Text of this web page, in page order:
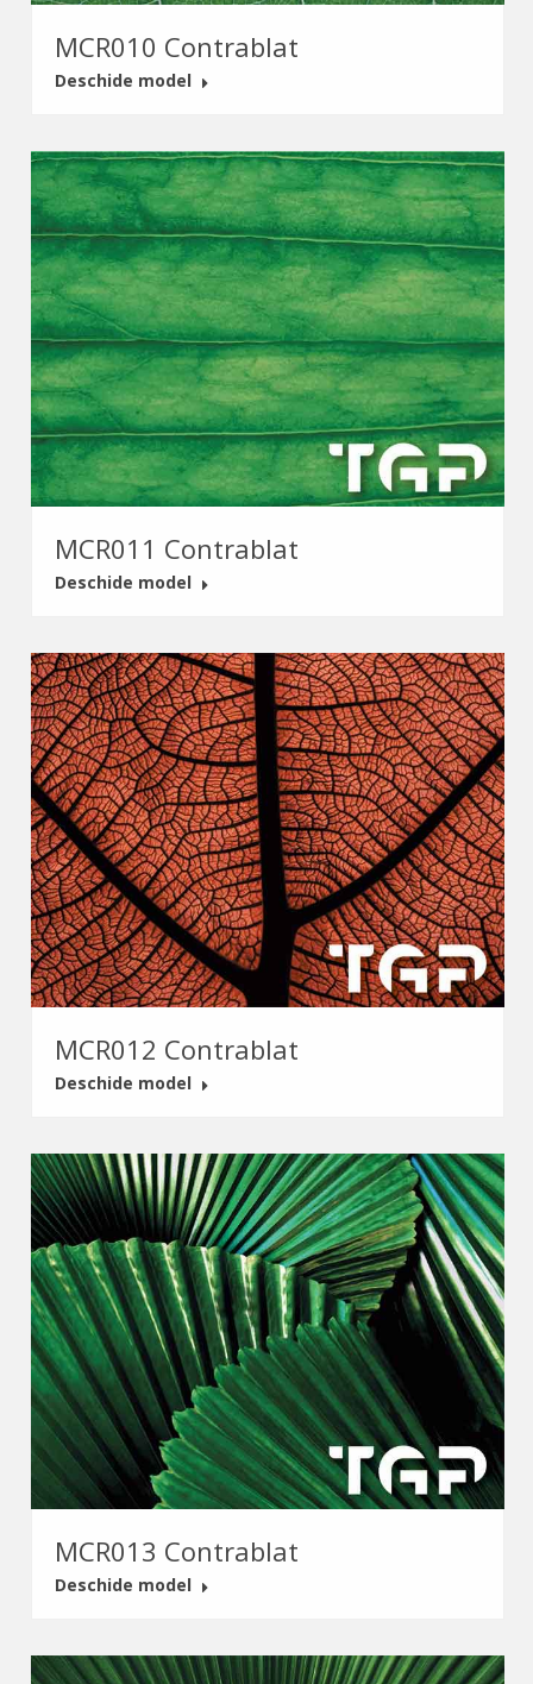
MCR010 Contrablat
Deschide model
MCR011 Contrablat
Deschide model
MCR012 Contrablat
Deschide model
MCR013 Contrablat
Deschide model